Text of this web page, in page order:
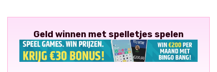
Geld winnen met spelletjes spelen